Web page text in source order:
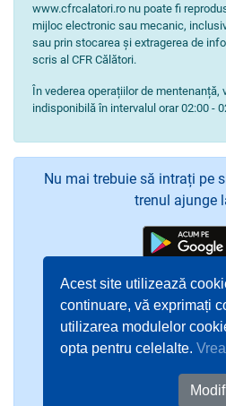
Acest site utilizează
continuare, vă exprimați
utilizarea modulelor
opta pentru celelalte.
www.cfrcalatori.ro nu poate fi
mijloc electronic sau mecanic,
sau prin stocarea și extragerea de
scris al CFR Călători.
În vederea operațiilor de mentenanță,
indisponibilă în intervalul orar 02:00 -
Nu mai trebuie să intrați pe
trenul ajunge